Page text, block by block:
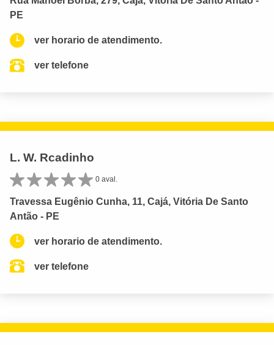
PE
ver horario de atendimento.
ver telefone
L. W. Rcadinho
0 aval.
Travessa Eugênio Cunha, 11, Cajá, Vitória De Santo
Antão - PE
ver horario de atendimento.
ver telefone